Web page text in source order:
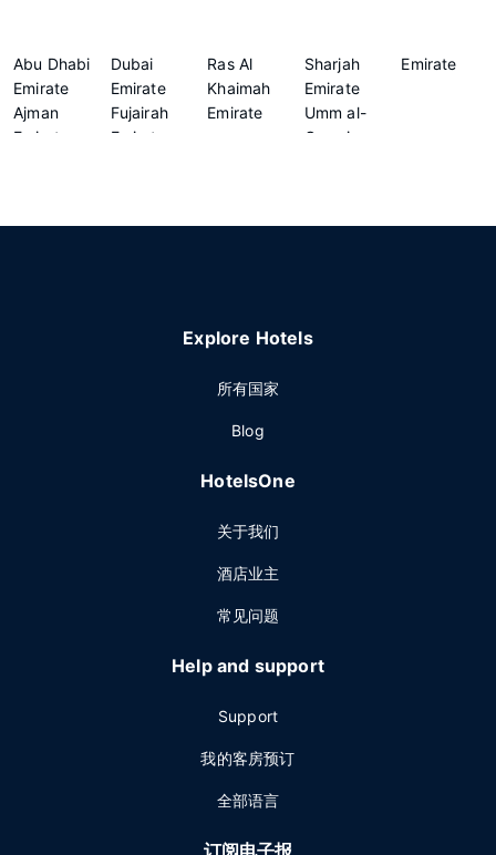
Abu Dhabi
Emirate
Ajman
Emirate
Dubai
Emirate
Fujairah
Emirate
Ras Al
Khaimah
Emirate
Sharjah
Emirate
Umm al-
Quwain
Emirate
Explore Hotels
所有国家
Blog
HotelsOne
关于我们
酒店业主
常见问题
Help and support
Support
我的客房预订
全部语言